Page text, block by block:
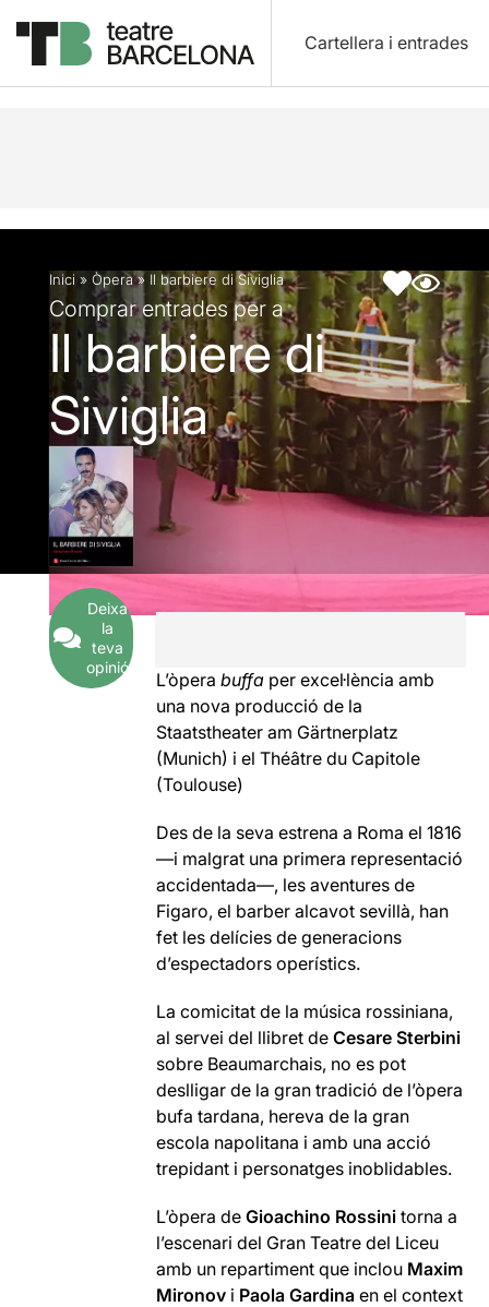
Cartellera i entrades
Descripció Fitxa artística Articles
Inici » Òpera» Il barbiere di Siviglia
Comprar entrades per a
Il barbiere di
Siviglia
Deixa
la
teva
opinió
L’òpera buffa per excel·lència amb
una nova producció de la
Staatstheater am Gärtnerplatz
(Munich) i el Théâtre du Capitole
(Toulouse)
Des de la seva estrena a Roma el 1816
—i malgrat una primera representació
accidentada—, les aventures de
Figaro, el barber alcavot sevillà, han
fet les delícies de generacions
d’espectadors operístics.
La comicitat de la música rossiniana,
al servei del llibret deCesare Sterbini
sobre Beaumarchais, no es pot
deslligar de la gran tradició de l’òpera
bufa tardana, hereva de la gran
escola napolitana i amb una acció
trepidant i personatges inoblidables.
L’òpera deGioachino Rossini torna a
l’escenari del Gran Teatre del Liceu
amb un repartiment que inclou Maxim
Mironov i Paola Gardina en el context